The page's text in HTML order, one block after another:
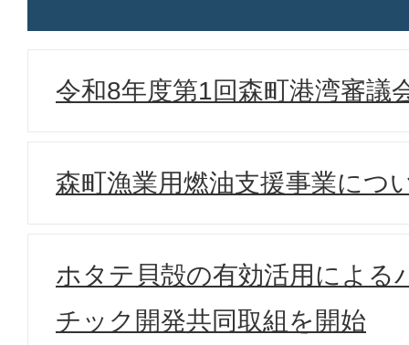
令和8年度第1回森町港湾審議
森町漁業用燃油支援事業につ
ホタテ貝殻の有効活用による
チック開発共同取組を開始